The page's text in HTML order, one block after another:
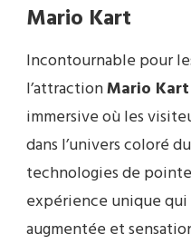
Mario Kart
Incontournable pour
l’attractionMario Kart
immersive où les
dans l’univers coloré
technologies de
expérience unique
augmentée et